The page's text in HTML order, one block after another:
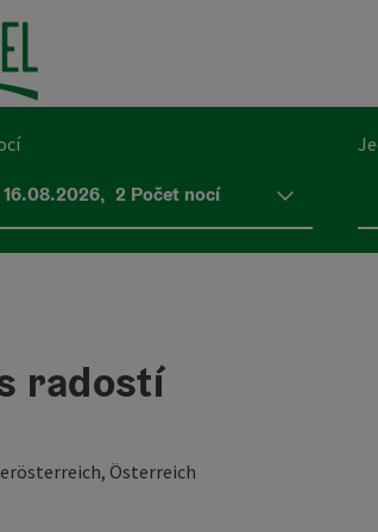
nocí
16.08.2026, 2 Počet nocí
radostí
Österreich